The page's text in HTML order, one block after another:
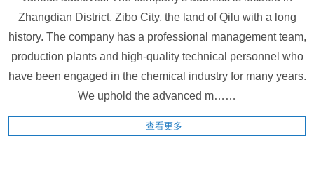
Zhangdian District, Zibo City, the land of Qilu with a long
history. The company has a professional management team,
production plants and high-quality technical personnel who
have been engaged in the chemical industry for many years.
We uphold the advanced m……
查看更多